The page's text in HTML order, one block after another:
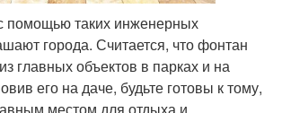
помощью таких инженерных
города. Считается, что фонтан
главных объектов в парках и на
его на даче, будьте готовы к тому,
местом для отдыха и